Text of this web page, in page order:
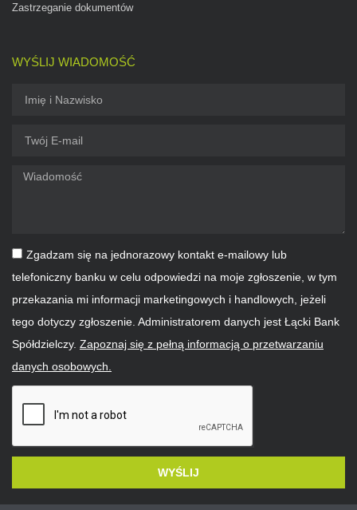
Zastrzeganie dokumentów
WYŚLIJ WIADOMOŚĆ
Zgadzam się na jednorazowy kontakt e-mailowy lub
telefoniczny banku w celu odpowiedzi na moje zgłoszenie, w tym
przekazania mi informacji marketingowych i handlowych, jeżeli
tego dotyczy zgłoszenie. Administratorem danych jest Łącki Bank
Spółdzielczy. Zapoznaj się z pełną informacją o przetwarzaniu
danych osobowych.
WYŚLIJ
Alternative: